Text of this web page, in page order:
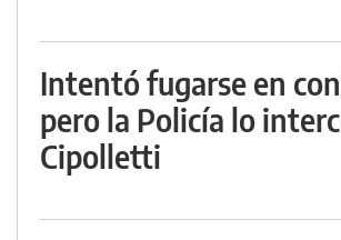
Intentó fugarse en
pero la Policía lo
Cipolletti